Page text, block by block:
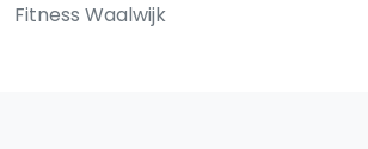
Fitness Waalwijk